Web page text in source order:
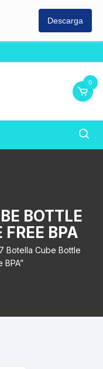
Descarga
0
BOTTLE
BPA
Botella Cube Bottle
BPA”